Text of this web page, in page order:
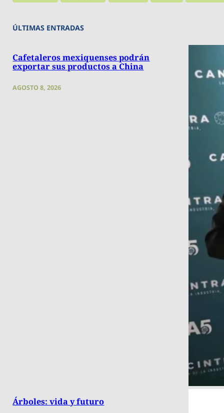
ÚLTIMAS ENTRADAS
Cafetaleros mexiquenses podrán
exportar sus productos a China
AGOSTO 8, 2026
Árboles: vida y futuro